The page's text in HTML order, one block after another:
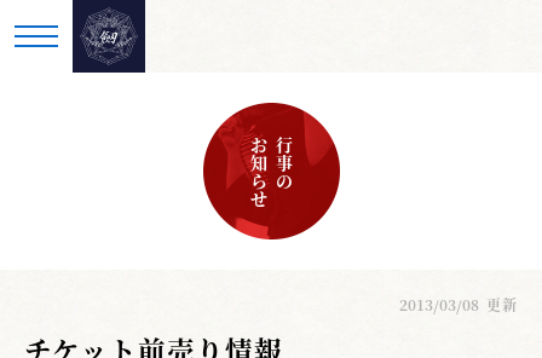
行事の
お知らせ
2013/03/08 更新
チケット前売り情報